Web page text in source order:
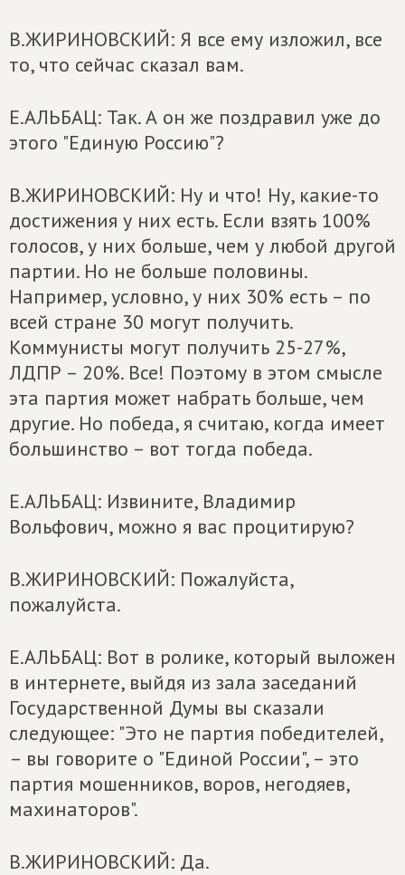
В.ЖИРИНОВСКИЙ: Я все ему изложил, все
то, что сейчас сказал вам.
Е.АЛЬБАЦ: Так. А он же поздравил уже до
этого "Единую Россию"?
В.ЖИРИНОВСКИЙ: Ну и что! Ну, какие-то
достижения у них есть. Если взять 100%
голосов, у них больше, чем у любой другой
партии. Но не больше половины.
Например, условно, у них 30% есть – по
всей стране 30 могут получить.
Коммунисты могут получить 25-27%,
ЛДПР – 20%. Все! Поэтому в этом смысле
эта партия может набрать больше, чем
другие. Но победа, я считаю, когда имеет
большинство – вот тогда победа.
Е.АЛЬБАЦ: Извините, Владимир
Вольфович, можно я вас процитирую?
В.ЖИРИНОВСКИЙ: Пожалуйста,
пожалуйста.
Е.АЛЬБАЦ: Вот в ролике, который выложен
в интернете, выйдя из зала заседаний
Государственной Думы вы сказали
следующее: "Это не партия победителей,
– вы говорите о "Единой России", – это
партия мошенников, воров, негодяев,
махинаторов".
В.ЖИРИНОВСКИЙ: Да.